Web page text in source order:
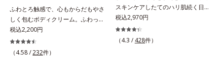
ルビス サンスクリーン®内ウォータ
ープルーフ効果として*2 サッカロ
ミセス/ハトムギ種子発酵液配合＝
保湿成分*3 保湿成分*4 乾燥など*5
カニナバラ果実エキス配合＝保湿成
成功。ごわつく年齢肌を柔肌に整
え、未体験の肌感触を叶えます。*1
保湿*2 年齢に応じたお手入れ *3
D.N.A.＝Daily New Approach*4
HSP含有酵母エキス＝保湿成分*5
スラインにアプローチ。さらに月桃
葉エキス(*6)配合で肌のハリUPを目
指します。マスクシートにもこだわ
りました。引き上げるのに最適なオ
ふわとろ触感で、心もからだもやさ
しく包むボディクリーム。ふわっと
軽やかで、ぽよっと弾むユニーク触
感。なじませると摩擦と皮膚温でほ
どけるボディクリームです。うっと
税込2,200円
（4.58 /232件）
スキンケアしたてのハリ肌続く日中
用美容液。起床直後にピークを迎
え、夕方から夜にかけて徐々にダウ
ンするハリのバイオリズムに着目し
税込2,970円
（4.3 / 428件）